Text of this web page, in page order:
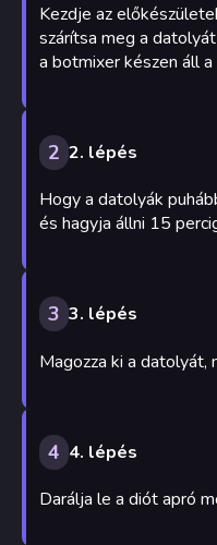
Kezdje az
szárítsa meg a
a botmixer készen áll a
2 2. lépés
Hogy a datolyák
és hagyja állni 15
3 3. lépés
Magozza ki a datolyát,
4 4. lépés
Darálja le a diót apró